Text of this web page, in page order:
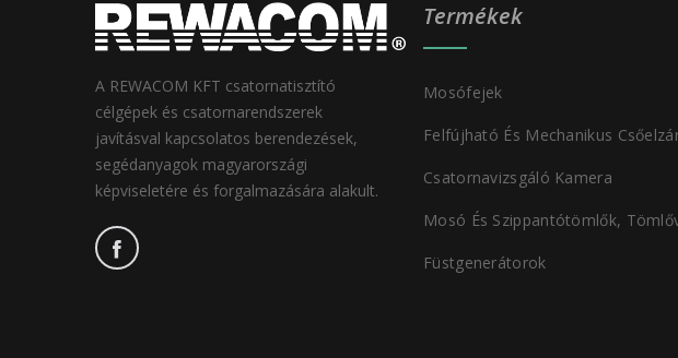
A REWACOM KFT csatornatisztító
célgépek és csatornarendszerek
javításval kapcsolatos berendezések,
segédanyagok magyarországi
képviseletére és forgalmazására alakult.
Termékek
Mosófejek
Felfújható És Mechanikus
Csatornavizsgáló Kamera
Mosó És Szippantótömlők,
Füstgenerátorok